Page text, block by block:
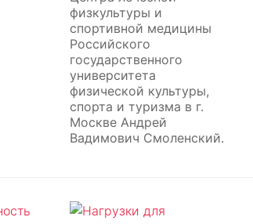
физкультуры и
спортивной медицины
Российского
государственного
университета
физической культуры,
спорта и туризма в г.
Москве Андрей
Вадимович Смоленский.